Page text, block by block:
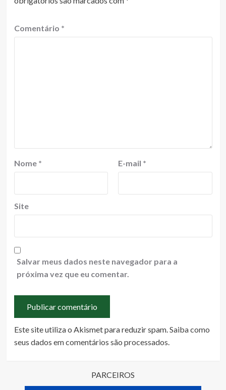
Comentário *
Nome * E-mail *
Site
Salvar meus dados neste navegador para a
próxima vez que eu comentar.
Este site utiliza o Akismet para reduzir spam.Saiba como
seus dados em comentários são processados.
PARCEIROS